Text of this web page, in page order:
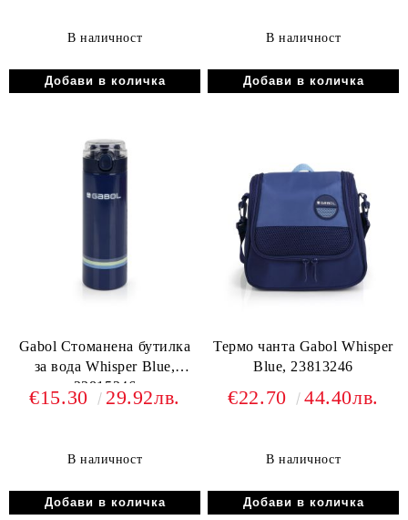
В наличност В наличност
Gabol Стоманена бутилка
за вода Whisper Blue,
23815246
€15.30 29.92лв.
В наличност
Термо чанта Gabol Whisper
Blue, 23813246
€22.70 44.40лв.
В наличност